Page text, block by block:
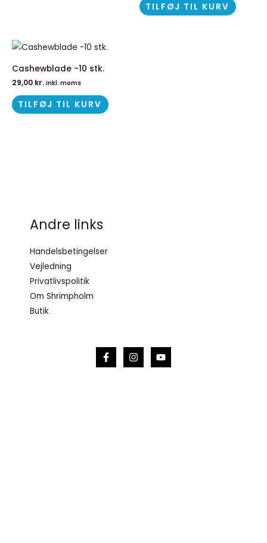
TILFØJ TIL KURV
Cashewblade -10 stk.
29,00 kr. inkl. moms
TILFØJ TIL KURV
Andre links
Handelsbetingelser
Vejledning
Privatlivspolitik
Om Shrimpholm
Butik